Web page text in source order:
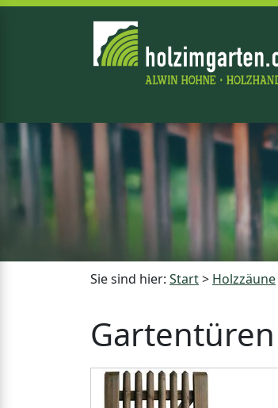
Sie sind hier: Start> Holzzäune
Gartentüren